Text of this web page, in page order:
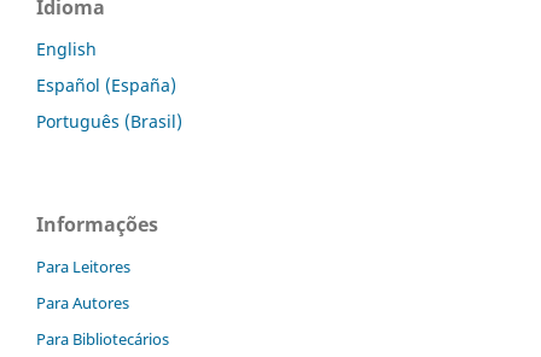
Idioma
English
Español (España)
Português (Brasil)
Informações
Para Leitores
Para Autores
Para Bibliotecários